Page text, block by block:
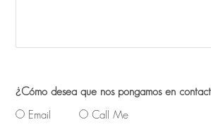
¿Cómo desea que nos pongamos en
Email Call Me